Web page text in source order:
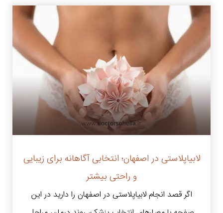
لابیاپلاستی در اصفهان؛ انتخابی آگاهانه برای زیبایی
و راحتی بیشتر
اگر قصد انجام لابیاپلاستی در اصفهان را دارید در این